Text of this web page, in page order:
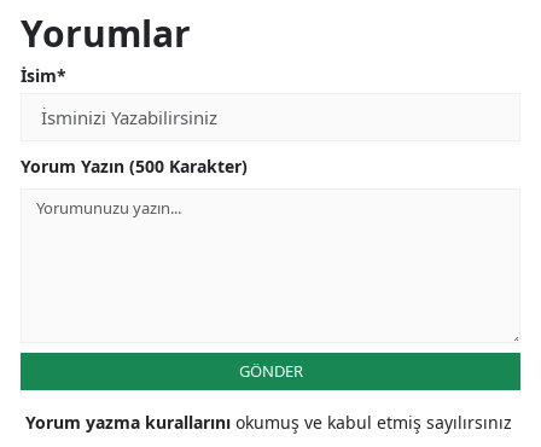
Yorumlar
İsim*
Yorum Yazın (500 Karakter)
GÖNDER
Yorum yazma kurallarını okumuş ve kabul etmiş sayılırsınız